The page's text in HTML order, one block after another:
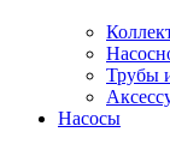
Трубы
Насосы